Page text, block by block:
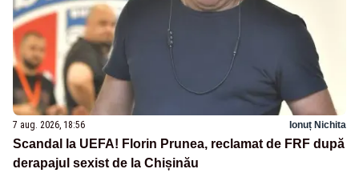
7 aug. 2026, 18:56 Ionuț Nichita
Scandal la UEFA! Florin Prunea, reclamat de FRF după
derapajul sexist de la Chișinău